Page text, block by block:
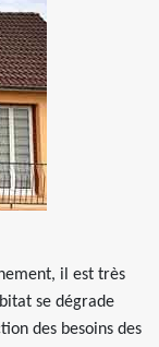
il est très
se dégrade
des besoins des